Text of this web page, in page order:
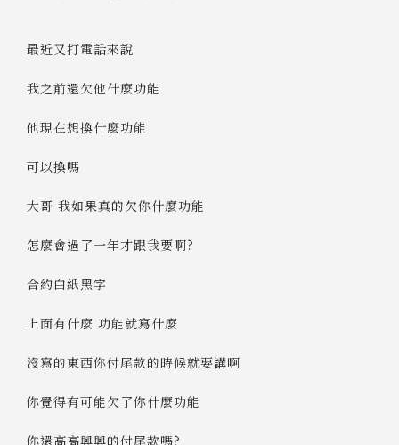
最近又打電話來說
我之前還欠他什麼功能
他現在想換什麼功能
可以換嗎
大哥 我如果真的欠你什麼功能
怎麼會過了一年才跟我要啊?
合約白紙黑字
上面有什麼 功能就寫什麼
沒寫的東西你付尾款的時候就要講啊
你覺得有可能欠了你什麼功能
你還高高興興的付尾款嗎?